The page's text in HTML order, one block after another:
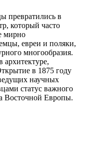
превратились в
который часто
мирно
евреи и поляки,
многообразия.
архитектуре,
в 1875 году
научных
статус важного
Восточной Европы.